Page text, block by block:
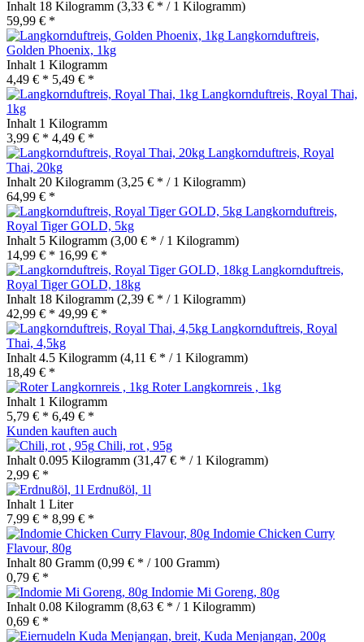
Inhalt 18 Kilogramm (3,33 € * / 1 Kilogramm)
59,99 € *
Langkornduftreis,
Golden Phoenix, 1kg
Inhalt 1 Kilogramm
4,49 € * 5,49 € *
Langkornduftreis, Royal Thai,
1kg
Inhalt 1 Kilogramm
3,99 € * 4,49 € *
Langkornduftreis, Royal
Thai, 20kg
Inhalt 20 Kilogramm (3,25 € * / 1 Kilogramm)
64,99 € *
Langkornduftreis,
Royal Tiger GOLD, 5kg
Inhalt 5 Kilogramm (3,00 € * / 1 Kilogramm)
14,99 € * 16,99 € *
Langkornduftreis,
Royal Tiger GOLD, 18kg
Inhalt 18 Kilogramm (2,39 € * / 1 Kilogramm)
42,99 € * 49,99 € *
Langkornduftreis, Royal
Thai, 4,5kg
Inhalt 4.5 Kilogramm (4,11 € * / 1 Kilogramm)
18,49 € *
Roter Langkornreis , 1kg
Inhalt 1 Kilogramm
5,79 € * 6,49 € *
Kunden kauften auch
Chili, rot , 95g
Inhalt 0.095 Kilogramm (31,47 € * / 1 Kilogramm)
2,99 € *
Erdnußöl, 1l
Inhalt 1 Liter
7,99 € * 8,99 € *
Indomie Chicken Curry
Flavour, 80g
Inhalt 80 Gramm (0,99 € * / 100 Gramm)
0,79 € *
Indomie Mi Goreng, 80g
Inhalt 0.08 Kilogramm (8,63 € * / 1 Kilogramm)
0,69 € *